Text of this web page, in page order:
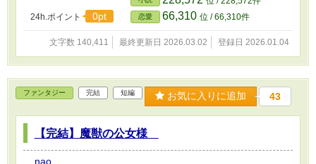
24h.ポイント 0pt 恋愛 66,310 位 / 66,310件
文字数 140,411 最終更新日 2026.03.02 登録日 2026.01.04
ファンタジー 完結 短編 お気に入りに追加 43
【完結】魔獣の公女様
nao